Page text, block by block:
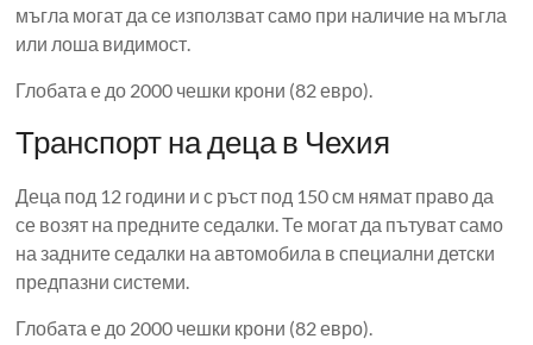
мъгла могат да се използват само при наличие на мъгла
или лоша видимост.
Глобата е до 2000 чешки крони (82 евро).
Транспорт на деца в Чехия
Деца под 12 години и с ръст под 150 см нямат право да
се возят на предните седалки. Те могат да пътуват само
на задните седалки на автомобила в специални детски
предпазни системи.
Глобата е до 2000 чешки крони (82 евро).